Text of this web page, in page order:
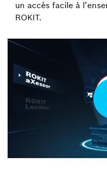
un accès facile à
ROKIT.